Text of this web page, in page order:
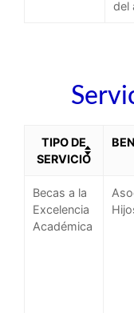
del
TIPO DE
SERVICIO
Becas a la
Excelencia
Académica